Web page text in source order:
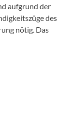
aufgrund der
des
nötig. Das